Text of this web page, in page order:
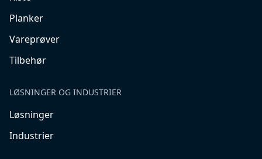
Planker
Vareprøver
Tilbehør
LØSNINGER OG INDUSTRIER
Løsninger
Industrier